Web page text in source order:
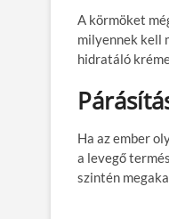
A körmöket
milyennek kell
hidratáló
Ha az ember
a levegő
szintén